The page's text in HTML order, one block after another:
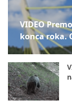
VIDEO
konca roka.